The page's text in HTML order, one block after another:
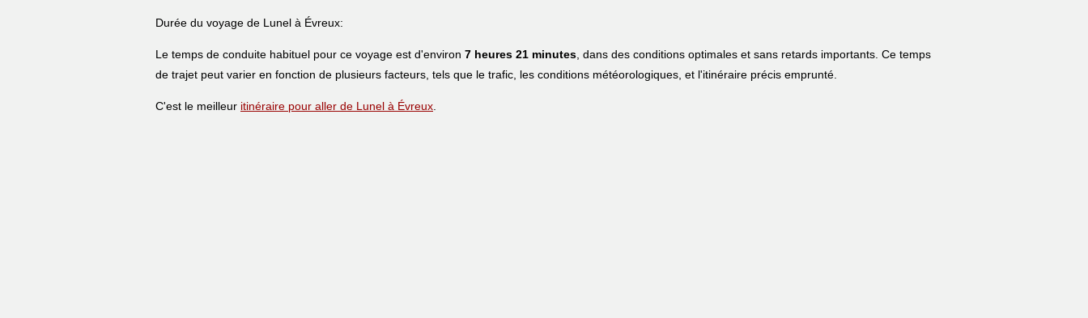
Durée du voyage de Lunel à Évreux:
Le temps de conduite habituel pour ce voyage est d'environ 7 heures 21 minutes , dans des conditions optimales et sans retards importants. Ce temps
de trajet peut varier en fonction de plusieurs facteurs, tels que le trafic, les conditions météorologiques, et l'itinéraire précis emprunté.
C'est le meilleur itinéraire pour aller de Lunel à Évreux